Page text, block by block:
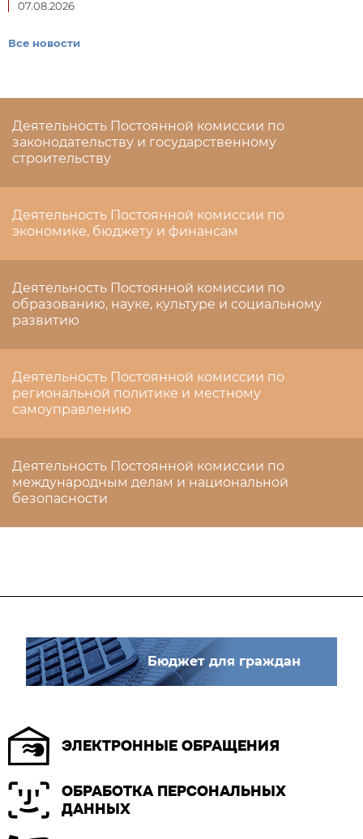
07.08.2026
Все новости
Деятельность Постоянной комиссии по
законодательству и государственному
строительству
Деятельность Постоянной комиссии по
экономике, бюджету и финансам
Деятельность Постоянной комиссии по
образованию, науке, культуре и социальному
развитию
Деятельность Постоянной комиссии по
региональной политике и местному
самоуправлению
Деятельность Постоянной комиссии по
международным делам и национальной
безопасности
Бюджет для граждан
ЭЛЕКТРОННЫЕ ОБРАЩЕНИЯ
ОБРАБОТКА ПЕРСОНАЛЬНЫХ
ДАННЫХ